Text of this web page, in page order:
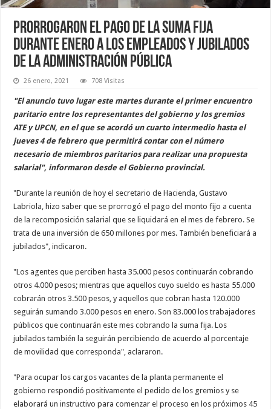
Prorrogaron el pago de la suma fija
durante enero a los empleados y jubilados
de la administración pública
26 enero, 2021 708 Visitas
"El anuncio tuvo lugar este martes durante el primer encuentro
paritario entre los representantes del gobierno y los gremios
ATE y UPCN, en el que se acordó un cuarto intermedio hasta el
jueves 4 de febrero que permitirá contar con el número
necesario de miembros paritarios para realizar una propuesta
salarial", informaron desde el Gobierno provincial.
"Durante la reunión de hoy el secretario de Hacienda, Gustavo
Labriola, hizo saber que se prorrogó el pago del monto fijo a cuenta
de la recomposición salarial que se liquidará en el mes de febrero. Se
trata de una inversión de 650 millones por mes. También beneficiará a
jubilados", indicaron.
"Los agentes que perciben hasta 35.000 pesos continuarán cobrando
otros 4.000 pesos; mientras que aquellos cuyo sueldo es hasta 55.000
cobrarán otros 3.500 pesos, y aquellos que cobran hasta 120.000
seguirán sumando 3.000 pesos en enero. Son 83.000 los trabajadores
públicos que continuarán este mes cobrando la suma fija. Los
jubilados también la seguirán percibiendo de acuerdo al porcentaje
de movilidad que corresponda", aclararon.
"Para ocupar los cargos vacantes de la planta permanente el
gobierno respondió positivamente el pedido de los gremios y se
elaborará un instructivo para comenzar el proceso en los próximos 45